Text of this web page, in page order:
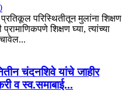
परिस्थितीतून मुलांना शिक्षण
शिक्षण घ्या, त्यांच्या
चंदनशिवे यांचे जाहीर
व स्व.समाबाई...